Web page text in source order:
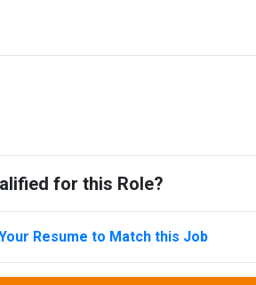
for this Role?
Resume to Match this Job